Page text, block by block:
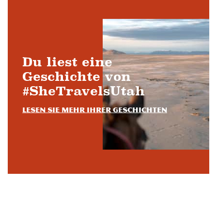
Du liest eine
Geschichte von
#SheTravelsUtah
Lesen Sie mehr ihrer Geschichten